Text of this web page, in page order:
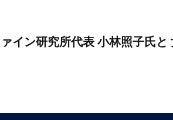
イン研究所代表 小林照子氏